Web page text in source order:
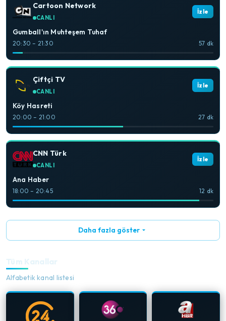
Cartoon Network
CANLI
İzle
Gumball'ın Muhteşem Tuhaf
20:30 – 21:30 57 dk
Çiftçi TV
CANLI
İzle
Köy Hasreti
20:00 – 21:00 27 dk
CNN Türk
CANLI
İzle
Ana Haber
18:00 – 20:45 12 dk
Daha fazla göster
Tüm Kanallar
Alfabetik kanal listesi